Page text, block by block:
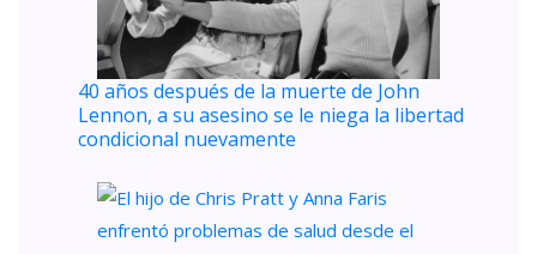
40 años después de la muerte de John
Lennon, a su asesino se le niega la libertad
condicional nuevamente